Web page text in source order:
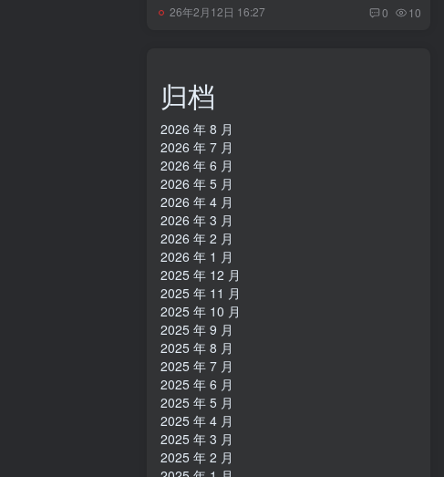
26年2月12日 16:27 0 10
归档
2026 年 8 月
2026 年 7 月
2026 年 6 月
2026 年 5 月
2026 年 4 月
2026 年 3 月
2026 年 2 月
2026 年 1 月
2025 年 12 月
2025 年 11 月
2025 年 10 月
2025 年 9 月
2025 年 8 月
2025 年 7 月
2025 年 6 月
2025 年 5 月
2025 年 4 月
2025 年 3 月
2025 年 2 月